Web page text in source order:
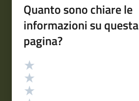
Quanto sono chiare le
informazioni su questa
pagina?
Valutazione